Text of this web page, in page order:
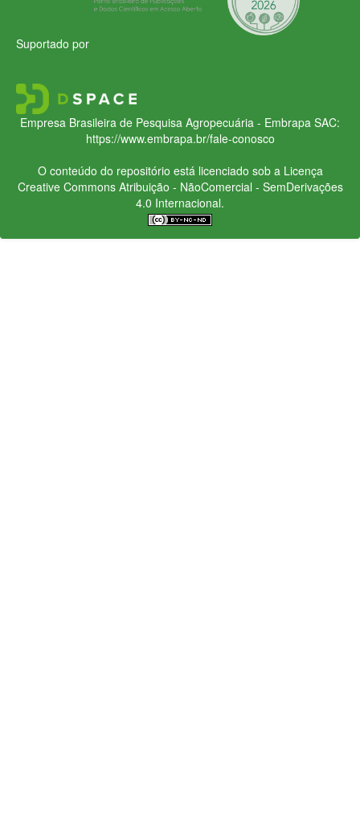
Suportado por
Empresa Brasileira de Pesquisa Agropecuária - Embrapa SAC:
https://www.embrapa.br/fale-conosco
O conteúdo do repositório está licenciado sob a Licença
Creative CommonsAtribuição - NãoComercial - SemDerivações
4.0 Internacional.